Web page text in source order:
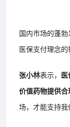
国内市场的蓬勃
医保支付理念的
张小林表示，
价值药物提供
场，才能支持我